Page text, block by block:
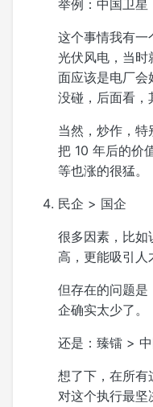
举例：中国卫
这个事情我有一
光伏风电，当时
面应该是电厂会
没碰，后面看，
当然，炒作，
把 10 年后的价
等也涨的很猛。
民企 > 国企
很多因素，比如
高，更能吸引人
但存在的问题是
企确实太少了。
还是：臻镭 >
想了下，在所有
对这个执行最